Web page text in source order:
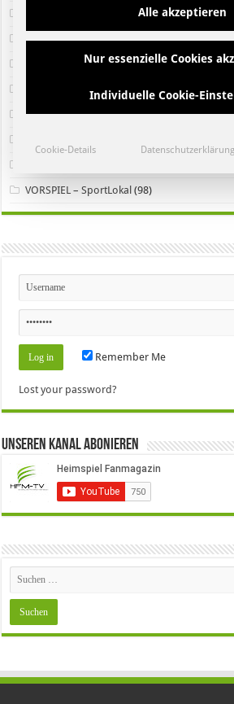
Letzte Sendung(109)
Neueste Sendung(102)
Pressekonferenz (36)
Regionaler Sport(127)
VORSPIEL – SportLokal (98)
Remember Me
Lost your password?
Unseren Kanal Abonieren
Alle akzeptieren
Nur essenzielle Cookies
Individuelle Cookie-
Cookie-Details Datenschutzerklärung